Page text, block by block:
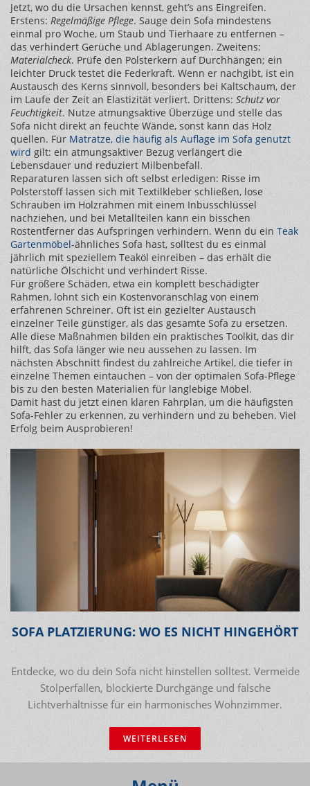
Jetzt, wo du die Ursachen kennst, geht’s ans Eingreifen.
Erstens: Regelmäßige Pflege. Sauge dein Sofa mindestens
einmal pro Woche, um Staub und Tierhaare zu entfernen –
das verhindert Gerüche und Ablagerungen. Zweitens:
Materialcheck. Prüfe den Polsterkern auf Durchhängen; ein
leichter Druck testet die Federkraft. Wenn er nachgibt, ist ein
Austausch des Kerns sinnvoll, besonders bei Kaltschaum, der
im Laufe der Zeit an Elastizität verliert. Drittens: Schutz vor
Feuchtigkeit. Nutze atmungsaktive Überzüge und stelle das
Sofa nicht direkt an feuchte Wände, sonst kann das Holz
quellen. Für Matratze, die häufig als Auflage im Sofa genutzt
wird gilt: ein atmungsaktiver Bezug verlängert die
Lebensdauer und reduziert Milbenbefall.
Reparaturen lassen sich oft selbst erledigen: Risse im
Polsterstoff lassen sich mit Textilkleber schließen, lose
Schrauben im Holzrahmen mit einem Inbusschlüssel
nachziehen, und bei Metallteilen kann ein bisschen
Rostentferner das Aufspringen verhindern. Wenn du ein Teak
Gartenmöbel-ähnliches Sofa hast, solltest du es einmal
jährlich mit speziellem Teaköl einreiben – das erhält die
natürliche Ölschicht und verhindert Risse.
Für größere Schäden, etwa ein komplett beschädigter
Rahmen, lohnt sich ein Kostenvoranschlag von einem
erfahrenen Schreiner. Oft ist ein gezielter Austausch
einzelner Teile günstiger, als das gesamte Sofa zu ersetzen.
Alle diese Maßnahmen bilden ein praktisches Toolkit, das dir
hilft, das Sofa länger wie neu aussehen zu lassen. Im
nächsten Abschnitt findest du zahlreiche Artikel, die tiefer in
einzelne Themen eintauchen – von der optimalen Sofa‑Pflege
bis zu den besten Materialien für langlebige Möbel.
Damit hast du jetzt einen klaren Fahrplan, um die häufigsten
Sofa‑Fehler zu erkennen, zu verhindern und zu beheben. Viel
Erfolg beim Ausprobieren!
SOFA PLATZIERUNG: WO ES NICHT HINGEHÖRT
Entdecke, wo du dein Sofa nicht hinstellen solltest. Vermeide
Stolperfallen, blockierte Durchgänge und falsche
Lichtverhältnisse für ein harmonisches Wohnzimmer.
WEITERLESEN